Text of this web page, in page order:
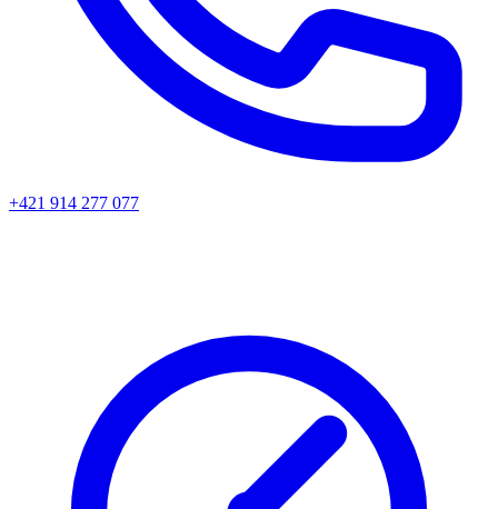
+421 914 277 077